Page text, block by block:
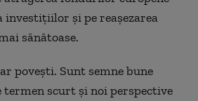
și pe reașezarea
sănătoase.
poveşti. Sunt semne bune
termen scurt şi noi perspective